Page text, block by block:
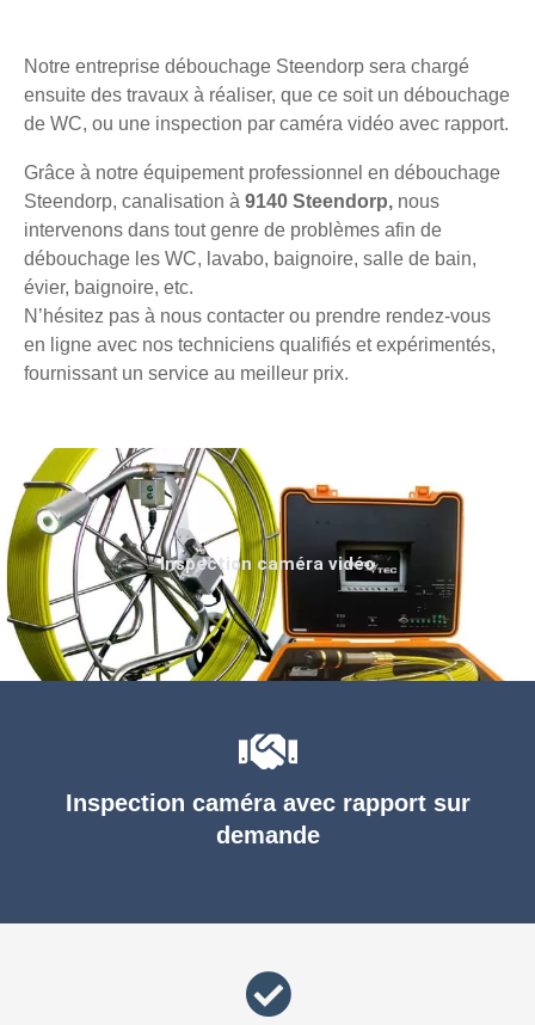
Notre entreprise débouchage Steendorp sera chargé
ensuite des travaux à réaliser, que ce soit un débouchage
de WC, ou une inspection par caméra vidéo avec rapport.
Grâce à notre équipement professionnel en débouchage
Steendorp, canalisation à 9140 Steendorp, nous
intervenons dans tout genre de problèmes afin de
débouchage les WC, lavabo, baignoire, salle de bain,
évier, baignoire, etc.
N’hésitez pas à nous contacter ou prendre rendez-vous
en ligne avec nos techniciens qualifiés et expérimentés,
fournissant un service au meilleur prix.
Inspection caméra avec rapport sur
demande
Inspection caméra vidéo